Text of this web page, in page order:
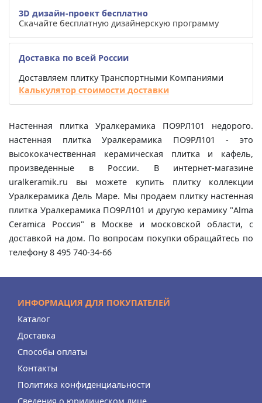
3D дизайн-проект бесплатно
Скачайте бесплатную дизайнерскую программу
Доставка по всей России
Доставляем плитку Транспортными Компаниями
Калькулятор стоимости доставки
Настенная плитка Уралкерамика ПО9РЛ101 недорого.
настенная плитка Уралкерамика ПО9РЛ101 - это
высококачественная керамическая плитка и кафель,
произведенные в России. В интернет-магазине
uralkeramik.ru вы можете купить плитку коллекции
Уралкерамика Дель Маре. Мы продаем плитку настенная
плитка Уралкерамика ПО9РЛ101 и другую керамику "Alma
Ceramica Россия" в Москве и московской области, с
доставкой на дом. По вопросам покупки обращайтесь по
телефону 8 495 740-34-66
ИНФОРМАЦИЯ ДЛЯ ПОКУПАТЕЛЕЙ
Каталог
Доставка
Способы оплаты
Контакты
Политика конфиденциальности